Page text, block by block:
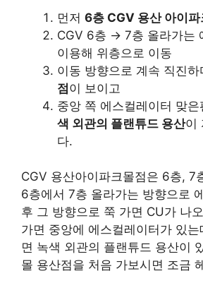
먼저 6층 CGV 용산 아이파
CGV 6층 → 7층 올라가는
이용해 위층으로 이동
이동 방향으로 계속 직진하
점이 보이고
중앙 쪽 에스컬레이터 맞은
색 외관의 플랜튜드 용산이
다.
CGV 용산아이파크몰점은 6층, 7
6층에서 7층 올라가는 방향으로
후 그 방향으로 쭉 가면 CU가 나
가면 중앙에 에스컬레이터가 있
면 녹색 외관의 플랜튜드 용산이
몰 용산점을 처음 가보시면 조금